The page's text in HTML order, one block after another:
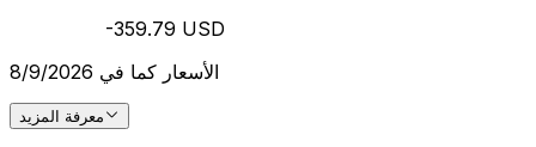
-359.79 USD
الأسعار كما في 8/9/2026
معرفة المزيد